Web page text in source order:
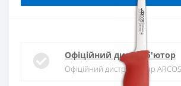
Офіційний дистриб'ютор
Офіційний дистриб'ютор ARCOS